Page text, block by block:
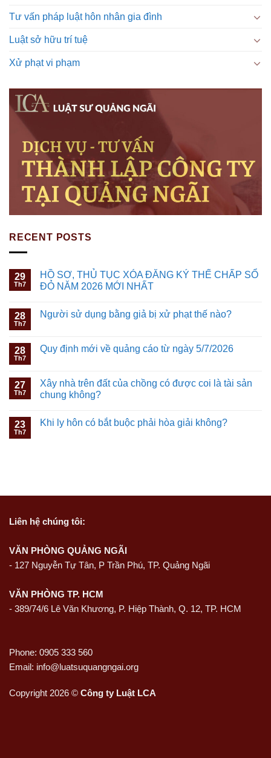
Tư vấn pháp luật hôn nhân gia đình
Luật sở hữu trí tuệ
Xử phạt vi phạm
RECENT POSTS
29
Th7
HỒ SƠ, THỦ TỤC XÓA ĐĂNG KÝ THẾ CHẤP SỔ
ĐỎ NĂM 2026 MỚI NHẤT
28
Th7
Người sử dụng bằng giả bị xử phạt thế nào?
28
Th7
Quy định mới về quảng cáo từ ngày 5/7/2026
27
Th7
Xây nhà trên đất của chồng có được coi là tài sản
chung không?
23
Th7
Khi ly hôn có bắt buộc phải hòa giải không?
Liên hệ chúng tôi:
VĂN PHÒNG QUẢNG NGÃI
- 127 Nguyễn Tự Tân, P Trần Phú, TP. Quảng Ngãi
VĂN PHÒNG TP. HCM
- 389/74/6 Lê Văn Khương, P. Hiệp Thành, Q. 12, TP. HCM
Phone: 0905 333 560
Email: info@luatsuquangngai.org
Copyright 2026 © Công ty Luật LCA